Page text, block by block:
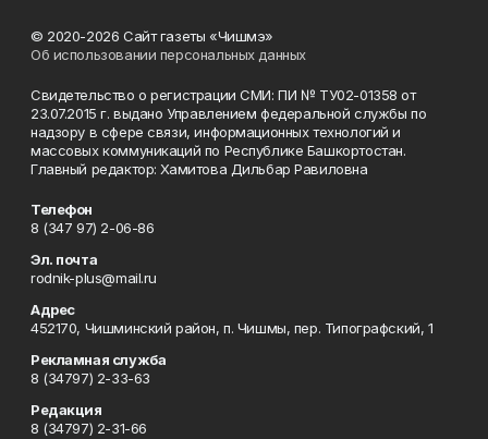
© 2020-2026 Сайт газеты «Чишмэ»
Об использовании персональных данных
Свидетельство о регистрации СМИ: ПИ № ТУ02-01358 от
23.07.2015 г. выдано Управлением федеральной службы по
надзору в сфере связи, информационных технологий и
массовых коммуникаций по Республике Башкортостан.
Главный редактор: Хамитова Дильбар Равиловна
Телефон
8 (347 97) 2-06-86
Эл. почта
rodnik-plus@mail.ru
Адрес
452170, Чишминский район, п. Чишмы, пер. Типографский, 1
Рекламная служба
8 (34797) 2-33-63
Редакция
8 (34797) 2-31-66